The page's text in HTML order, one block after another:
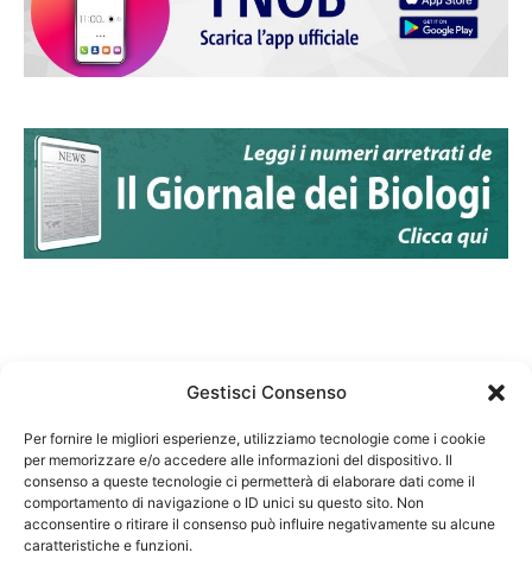
Gestisci Consenso
Per fornire le migliori esperienze, utilizziamo tecnologie come i cookie
per memorizzare e/o accedere alle informazioni del dispositivo. Il
consenso a queste tecnologie ci permetterà di elaborare dati come il
comportamento di navigazione o ID unici su questo sito. Non
acconsentire o ritirare il consenso può influire negativamente su alcune
caratteristiche e funzioni.
Federazione Nazionale Degli Ordini dei Biologi:
codice fiscale 80069130583
Responsabile sito internet www.fnob.it: